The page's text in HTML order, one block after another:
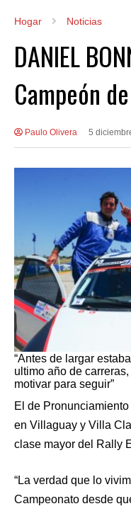
Hogar Noticias
DANIEL
Campeón
Paulo Olivera 5
“Antes de largar
ultimo año de
motivar para seguir”
El de
en Villaguay y Villa
clase mayor del Rally
“La verdad que lo
Campeonato desde